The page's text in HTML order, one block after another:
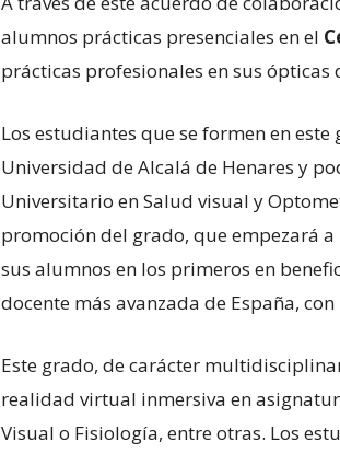
alumnos prácticas presenciales en el
prácticas profesionales en sus
Los estudiantes que se formen en
Universidad de Alcalá de Henares y
Universitario en Salud visual y
promoción del grado, que empezará
sus alumnos en los primeros en
docente más avanzada de España,
Este grado, de carácter
realidad virtual inmersiva en
Visual o Fisiología, entre otras. Los